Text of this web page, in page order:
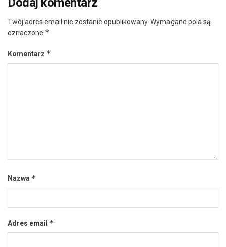
Twój adres email nie zostanie opublikowany. Wymagane pola są
oznaczone *
Komentarz *
Nazwa *
Adres email *